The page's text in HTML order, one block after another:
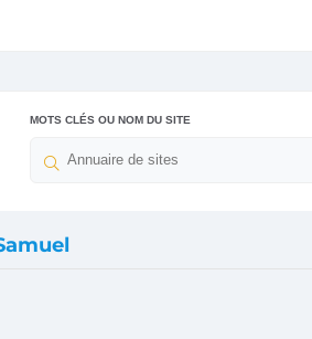
MOTS CLÉS OU NOM DU SITE